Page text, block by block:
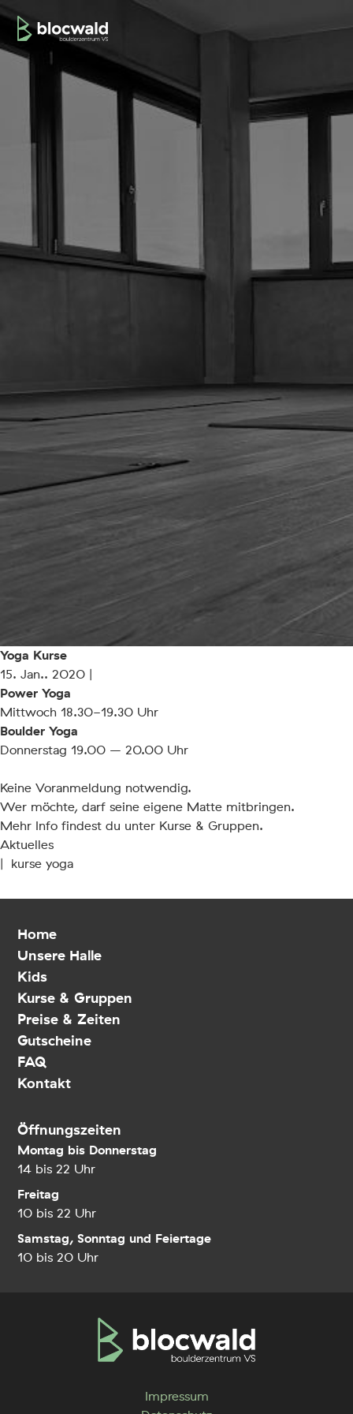
Yoga Kurse
15. Jan.. 2020 |
Power Yoga⁠
Mittwoch 18.30-19.30 Uhr
Boulder Yoga⁠
Donnerstag 19.00 – 20.00 Uhr
Keine Voranmeldung notwendig.⁠
Wer möchte, darf seine eigene Matte mitbringen.
Mehr Info findest du unter Kurse & Gruppen.
Aktuelles
| kurse yoga
Home
Unsere Halle
Kids
Kurse & Gruppen
Preise & Zeiten
Gutscheine
FAQ
Kontakt
Öffnungszeiten
Montag bis Donnerstag
14 bis 22 Uhr
Freitag
10 bis 22 Uhr
Samstag, Sonntag und Feiertage
10 bis 20 Uhr
Impressum